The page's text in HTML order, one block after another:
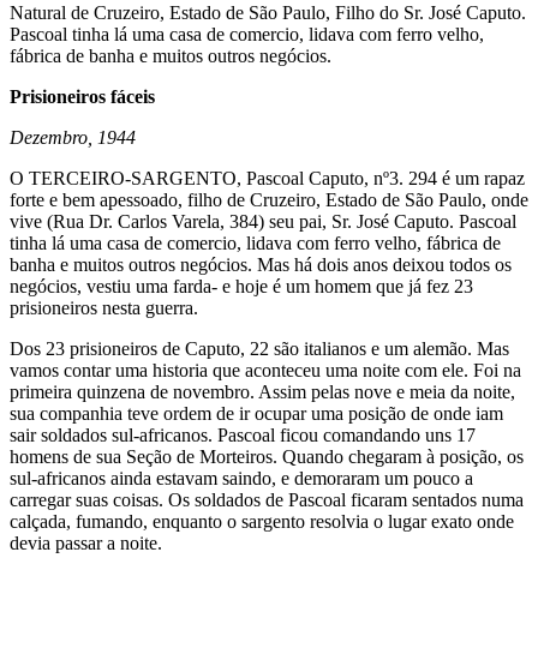
Natural de Cruzeiro, Estado de São Paulo, Filho do Sr. José Caputo.
Pascoal tinha lá uma casa de comercio, lidava com ferro velho,
fábrica de banha e muitos outros negócios.
Prisioneiros fáceis
Dezembro, 1944
O TERCEIRO-SARGENTO, Pascoal Caputo, nº3. 294 é um rapaz
forte e bem apessoado, filho de Cruzeiro, Estado de São Paulo, onde
vive (Rua Dr. Carlos Varela, 384) seu pai, Sr. José Caputo. Pascoal
tinha lá uma casa de comercio, lidava com ferro velho, fábrica de
banha e muitos outros negócios. Mas há dois anos deixou todos os
negócios, vestiu uma farda- e hoje é um homem que já fez 23
prisioneiros nesta guerra.
Dos 23 prisioneiros de Caputo, 22 são italianos e um alemão. Mas
vamos contar uma historia que aconteceu uma noite com ele. Foi na
primeira quinzena de novembro. Assim pelas nove e meia da noite,
sua companhia teve ordem de ir ocupar uma posição de onde iam
sair soldados sul-africanos. Pascoal ficou comandando uns 17
homens de sua Seção de Morteiros. Quando chegaram à posição, os
sul-africanos ainda estavam saindo, e demoraram um pouco a
carregar suas coisas. Os soldados de Pascoal ficaram sentados numa
calçada, fumando, enquanto o sargento resolvia o lugar exato onde
devia passar a noite.